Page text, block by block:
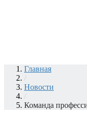
Главная
/
Новости
/
Команда